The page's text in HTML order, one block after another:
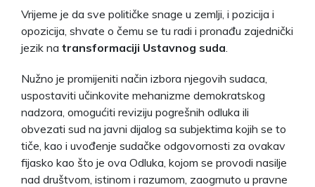
Vrijeme je da sve političke snage u zemlji, i pozicija i
opozicija, shvate o čemu se tu radi i pronađu zajednički
jezik na transformaciji Ustavnog suda
Nužno je promijeniti način izbora njegovih sudaca,
uspostaviti učinkovite mehanizme demokratskog
nadzora, omogućiti reviziju pogrešnih odluka ili
obvezati sud na javni dijalog sa subjektima kojih se to
tiče, kao i uvođenje sudačke odgovornosti za ovakav
fijasko kao što je ova Odluka, kojom se provodi nasilje
nad društvom, istinom i razumom, zaogrnuto u pravne